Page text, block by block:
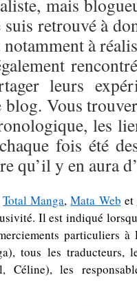
mais
retrouvé à
à
leurs
Vous
les
fois été
qu’il y en aura
Total Manga,Mata Web et
Il est indiqué
particuliers
tous les traducteurs,
Céline), les